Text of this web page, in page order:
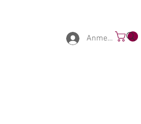
Anmelden